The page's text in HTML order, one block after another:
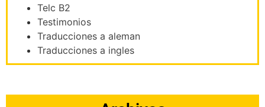
Telc B2
Testimonios
Traducciones a aleman
Traducciones a ingles